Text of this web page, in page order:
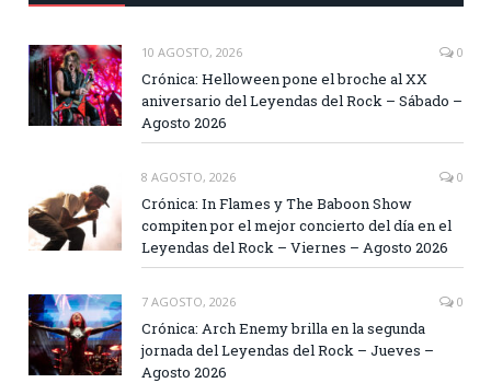
10 AGOSTO, 2026 0
Crónica: Helloween pone el broche al XX
aniversario del Leyendas del Rock – Sábado –
Agosto 2026
8 AGOSTO, 2026 0
Crónica: In Flames y The Baboon Show
compiten por el mejor concierto del día en el
Leyendas del Rock – Viernes – Agosto 2026
7 AGOSTO, 2026 0
Crónica: Arch Enemy brilla en la segunda
jornada del Leyendas del Rock – Jueves –
Agosto 2026